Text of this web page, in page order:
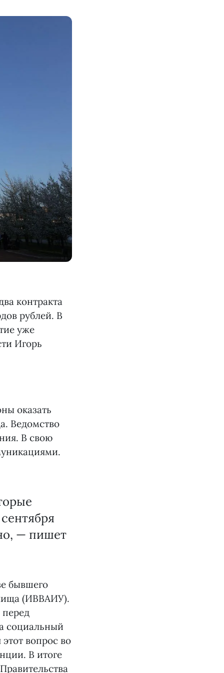
контракта
рублей. В
уже
Игорь
оказать
Ведомство
В свою
— пишет
бывшего
(ИВВАИУ).
социальный
вопрос во
В итоге